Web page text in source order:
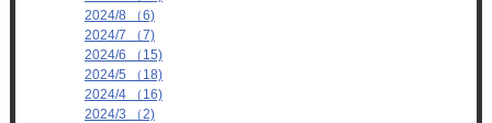
2024/8 （6)
2024/7 （7)
2024/6 （15)
2024/5 （18)
2024/4 （16)
2024/3 （2)